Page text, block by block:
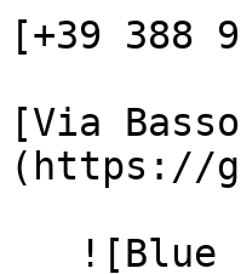
[+39 388
[Via
(https://